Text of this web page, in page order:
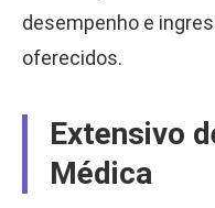
desempenho e
oferecidos.
Extensivo
Médica